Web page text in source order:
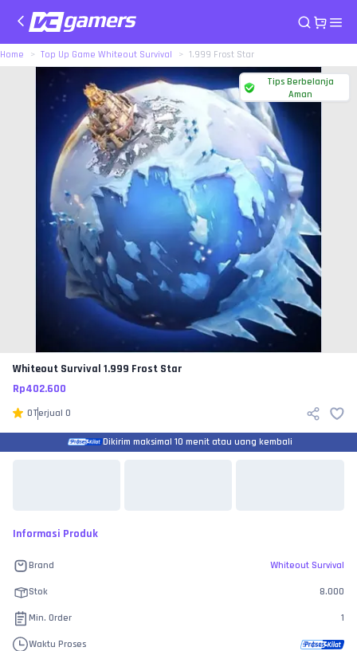
Home Top Up Game Whiteout Survival 1.999 Frost Star
Tips Berbelanja
Aman
Whiteout Survival 1.999 Frost Star
Rp402.600
0Terjual 0
Dikirim maksimal 10 menit atau uang kembali
Informasi Produk
Brand Whiteout Survival
Stok 8.000
Min. Order 1
Waktu Proses